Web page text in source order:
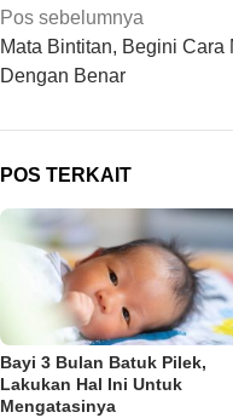
Navigasi
pos
Pos sebelumnya
Mata Bintitan, Begini Cara
Dengan Benar
POS TERKAIT
Bayi 3 Bulan Batuk Pilek,
Lakukan Hal Ini Untuk
Mengatasinya